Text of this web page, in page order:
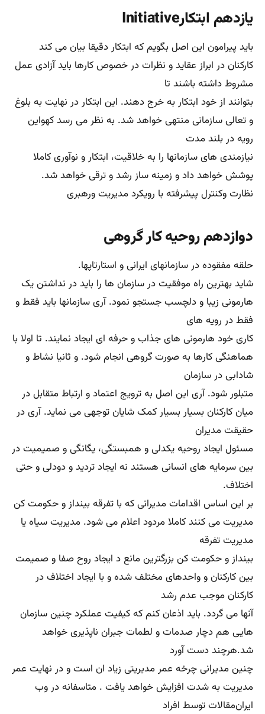
شاید بهترین راه موفقیت در سازمان ها را باید در نداشتن یک
هارمونی زیبا و دلچسب جستجو نمود. آری سازمانها باید فقط و
فقط در رویه های
کاری خود هارمونی های جذاب و حرفه ای ایجاد نمایند. تا اولا با
هماهنگی کارها به صورت گروهی انجام شود. و ثانیا نشاط و
شادابی در سازمان
متبلور شود. آری این اصل به ترویج اعتماد و ارتباط متقابل در
میان کارکنان بسیار بسیار کمک شایان توجهی می نماید. آری در
حقیقت مدیران
مسئول ایجاد روحیه یکدلی و همبستگی، یگانگی و صمیمیت در
بین سرمایه های انسانی هستند نه ایجاد تردید و دودلی و حتی
بر این اساس اقدامات مدیرانی که با تفرقه بینداز و حکومت کن
مدیریت می کنند کاملا مردود اعلام می شود. مدیریت سیاه یا
مدیریت تفرقه
بینداز و حکومت کن بزرگترین مانع د ایجاد روح صفا و صمیمت
بین کارکنان و واحدهای مختلف شده و با ایجاد اختلاف در
کارکنان موجب عدم رشد
آنها می گردد. باید اذعان کنم که کیفیت عملکرد چنین سازمان
هایی هم دچار صدمات و لطمات جبران ناپذیری خواهد
شد.هرچند دست آورد
چنین مدیرانی چرخه عمر مدیریتی زیاد ان است و در نهایت عمر
مدیریت به شدت افزایش خواهد یافت . متاسفانه در وب
ایران‌مقالات توسط افراد
سطحی و بیسواد ترجمه و گسترش میآید که فاقد ارزش علمی و
عملی است . سه دهه کار در صنایع و معادن و بازرگانی بمن
آموخت که
صمیمیت آفت مدیریت در ایران است و باید با دوستی های
کاملا مشخص و چهار چوب بندی شده مدیریت نمود.
در مقاله نطارت و کنترل پیشرفته با رویکرد مدیریت نا به
مطالب مختلف در این خصوص نگاهی اجمالی داشتیم‌ در اینجا
شاید بهتر باشد چند مورد
دیگر را واکاوی کنیم.
تعریف کنترل در مدیریت از دیدگاه رابرت ماکلر
اما مفهوم کنترل در مدیریت
شاید باید گفت کنترل یعنی تلاش سیستماتیک توسط مدیران و
استارتاپها و شرکتها و یا سازمانها برای اینکه عملکرد را با
استانداردهای موجود
منطبق نموده و برنامه‌ها و هدف‌ها را سنجید بر این اساس